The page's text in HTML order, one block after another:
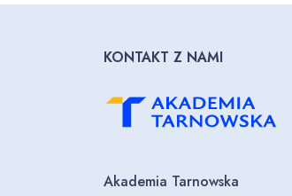
KONTAKT Z NAMI
Akademia Tarnowska